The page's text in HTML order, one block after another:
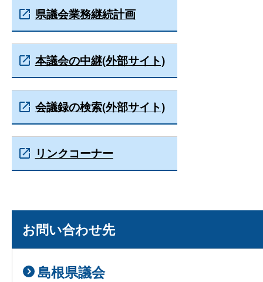
県議会業務継続計画
本議会の中継(外部サイト)
会議録の検索(外部サイト)
リンクコーナー
お問い合わせ先
島根県議会